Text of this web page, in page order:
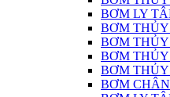
BƠM LY
BƠM
BƠM
BƠM
BƠM
BƠM